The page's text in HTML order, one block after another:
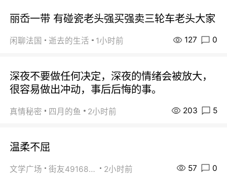
丽岙一带 有碰瓷老头强买强卖三轮车老头大家
闲聊法国 逝去的生活 1小时前 127 0
深夜不要做任何决定，深夜的情绪会被放大，
很容易做出冲动，事后后悔的事。
真情秘密 四月的鱼 2小时前 203 5
温柔不屈
文学广场 街友49168527 2小时前 57 0